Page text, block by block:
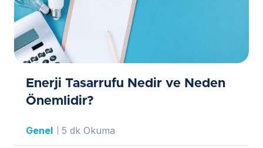
Enerji Tasarrufu Nedir ve Neden
Önemlidir?
Genel 5 dk Okuma